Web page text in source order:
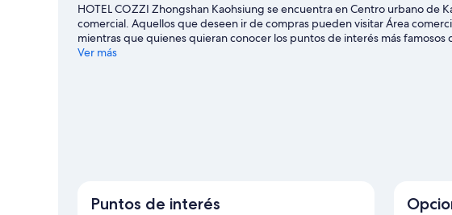
HOTEL COZZI Zhongshan Kaohsiung se encuentra en Centro urbano de
comercial. Aquellos que deseen ir de compras pueden visitar Área
mientras que quienes quieran conocer los puntos de interés más
Center. También puedes darte una vuelta por Área Comercial de New
Ver más
Puntos de interés